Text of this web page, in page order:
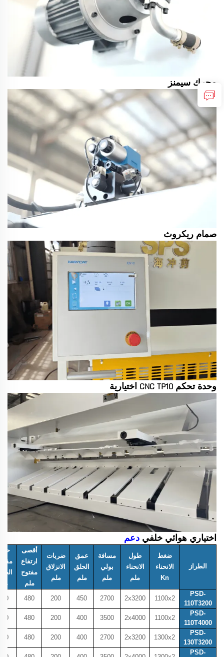
محرك سيمنز
صمام ريكروث
وحدة تحكم CNC TP10 اختيارية
اختياري هوائي خلفي دعم
الطراز
ضغط
الانحناء
Kn
طول
الانحناء
ملم
مسافة
بولي
ملم
عمق
الحلق
ملم
ضربات
الانزلاق
ملم
أقصى
ارتفاع
مفتوح
ملم
PSD-
110T3200
1100x2
2x3200
2700
450
200
480
PSD-
110T4000
1100x2
2x4000
3500
400
200
480
PSD-
130T3200
1300x2
2x3200
2700
400
200
480
PSD-